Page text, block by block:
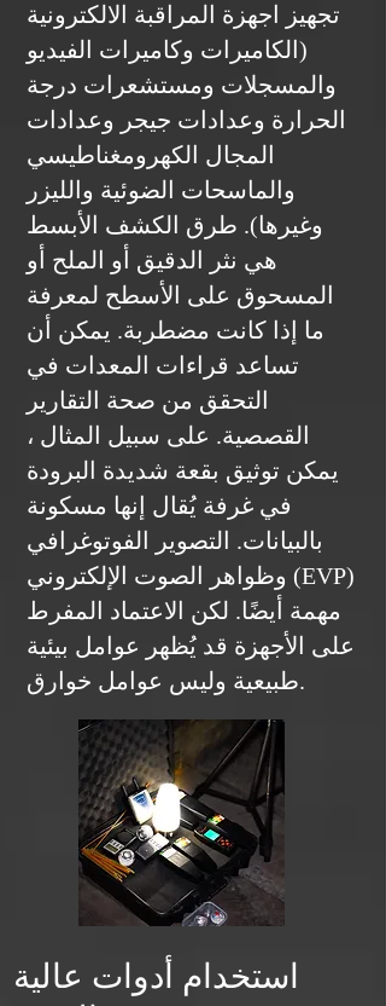
تجهيز اجهزة المراقبة الالكترونية
(الكاميرات وكاميرات الفيديو
والمسجلات ومستشعرات درجة
الحرارة وعدادات جيجر وعدادات
المجال الكهرومغناطيسي
والماسحات الضوئية والليزر
وغيرها). طرق الكشف الأبسط
هي نثر الدقيق أو الملح أو
المسحوق على الأسطح لمعرفة
ما إذا كانت مضطربة. يمكن أن
تساعد قراءات المعدات في
التحقق من صحة التقارير
القصصية. على سبيل المثال ،
يمكن توثيق بقعة شديدة البرودة
في غرفة يُقال إنها مسكونة
بالبيانات. التصوير الفوتوغرافي
وظواهر الصوت الإلكتروني (EVP)
مهمة أيضًا. لكن الاعتماد المفرط
على الأجهزة قد يُظهر عوامل بيئية
طبيعية وليس عوامل خوارق.
استخدام أدوات عالية